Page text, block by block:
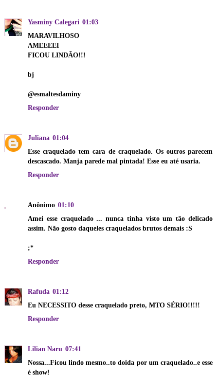
Yasminy Calegari 01:03
MARAVILHOSO
AMEEEEI
FICOU LINDÃO!!!
bj
@esmaltesdaminy
Responder
Juliana 01:04
Esse craquelado tem cara de craquelado. Os outros parecem
descascado. Manja parede mal pintada! Esse eu até usaria.
Responder
Anônimo 01:10
Amei esse craquelado ... nunca tinha visto um tão delicado
assim. Não gosto daqueles craquelados brutos demais :S
;*
Responder
Rafuda 01:12
Eu NECESSITO desse craquelado preto, MTO SÉRIO!!!!!
Responder
Lilian Naru 07:41
Nossa...Ficou lindo mesmo..to doida por um craquelado..e esse
é show!